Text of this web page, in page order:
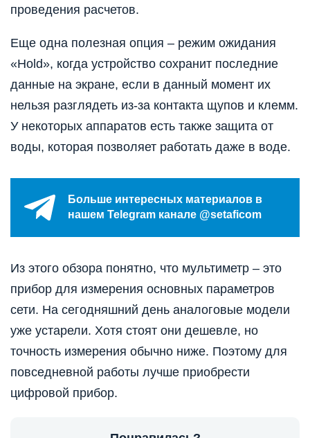
проведения расчетов.
Еще одна полезная опция – режим ожидания
«Hold», когда устройство сохранит последние
данные на экране, если в данный момент их
нельзя разглядеть из-за контакта щупов и клемм.
У некоторых аппаратов есть также защита от
воды, которая позволяет работать даже в воде.
Больше интересных материалов в
нашем Telegram канале @setaficom
Из этого обзора понятно, что мультиметр – это
прибор для измерения основных параметров
сети. На сегодняшний день аналоговые модели
уже устарели. Хотя стоят они дешевле, но
точность измерения обычно ниже. Поэтому для
повседневной работы лучше приобрести
цифровой прибор.